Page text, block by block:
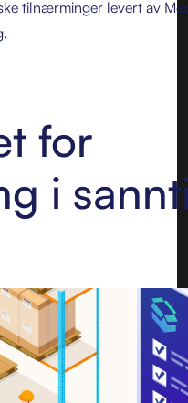
tilnærminger levert av
for
i